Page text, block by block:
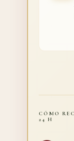
CÓMO
24 H